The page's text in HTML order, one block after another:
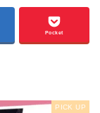
Pocket